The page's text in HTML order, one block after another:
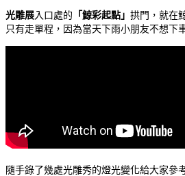
光雕展入口處的 「鯨彩起點」 拱門，就在
只有走單程，因為當天下雨小朋友不想下
隨手錄了幾處光雕秀的燈光變化給大家參